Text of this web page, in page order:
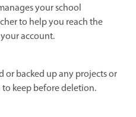
your school
to help you reach the
account.
or backed up any projects or
keep before deletion.